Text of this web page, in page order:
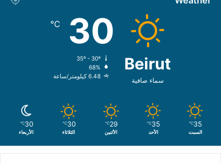
Beirut
سماء صافية
30
℃
68%
6.48 كيلومتر/ساعة
35
℃
السبت
35
℃
الأحد
29
℃
الأثنين
30
℃
الثلاثاء
30
℃
الأربعاء